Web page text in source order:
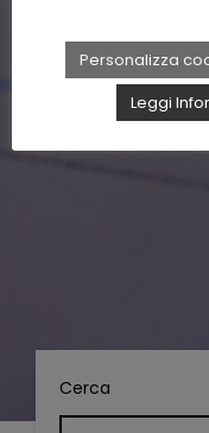
Cerca
Personalizza
Leggi